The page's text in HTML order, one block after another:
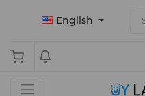
English